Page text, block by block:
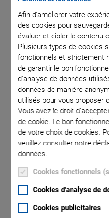
Afin d'améliorer votre
des cookies pour
évaluer et cibler le contenu
Plusieurs types de cookies
fonctionnels et strictement
de garantir le bon
d'analyse de données
données de manière
utilisés pour vous proposer
Vous avez le droit
de cookie. Le bon
de votre choix de cookies.
veuillez consulter notre
données.
Cookies fonctionnels
Cookies d'analyse de
Cookies publicitaires
P-
Dynamics
Scanner
Nanopositioner and
Objectives
is
point.